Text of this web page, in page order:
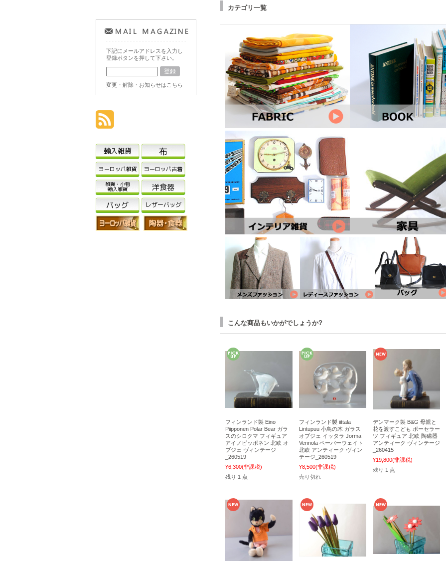
カテゴリ一覧
こんな商品もいかがでしょうか?
フィンランド製 Eino
Piipponen Polar Bear ガラ
スのシロクマ フィギュア
アイノピッポネン 北欧 オ
ブジェ ヴィンテージ
_260519
¥6,300(非課税)
残り 1 点
フィンランド製 iittala
Lintupuu 小鳥の木 ガラス
オブジェ イッタラ Jorma
Vennola ペーパーウェイト
北欧 アンティーク ヴィン
テージ_260519
¥8,500(非課税)
売り切れ
デンマーク製 B&G 母親と
花を渡すこども ポーセラー
ツ フィギュア 北欧 陶磁器
アンティーク ヴィンテージ
_260415
¥19,800(非課税)
残り 1 点
下記にメールアドレスを入力し
登録ボタンを押して下さい。
変更・解除・お知らせはこちら